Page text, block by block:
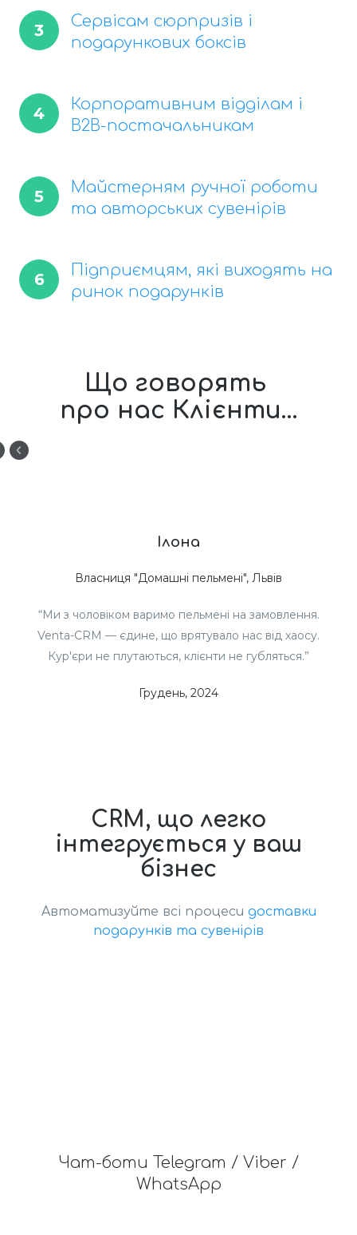
3
Сервісам сюрпризів і
подарункових боксів
4
Корпоративним відділам і
B2B-постачальникам
5
Майстерням ручної роботи
та авторських сувенірів
6
Підприємцям, які виходять на
ринок подарунків
Що говорять
про нас Клієнти...
Ілона
Власниця "Домашні пельмені", Львів
“Ми з чоловіком варимо пельмені на замовлення.
Venta-CRM — єдине, що врятувало нас від хаосу.
Кур'єри не плутаються, клієнти не губляться.”
Грудень, 2024
CRM, що легко
інтегрується у ваш
бізнес
Автоматизуйте всі процеси доставки
подарунків та сувенірів
Чат-боти Telegram / Viber /
WhatsApp